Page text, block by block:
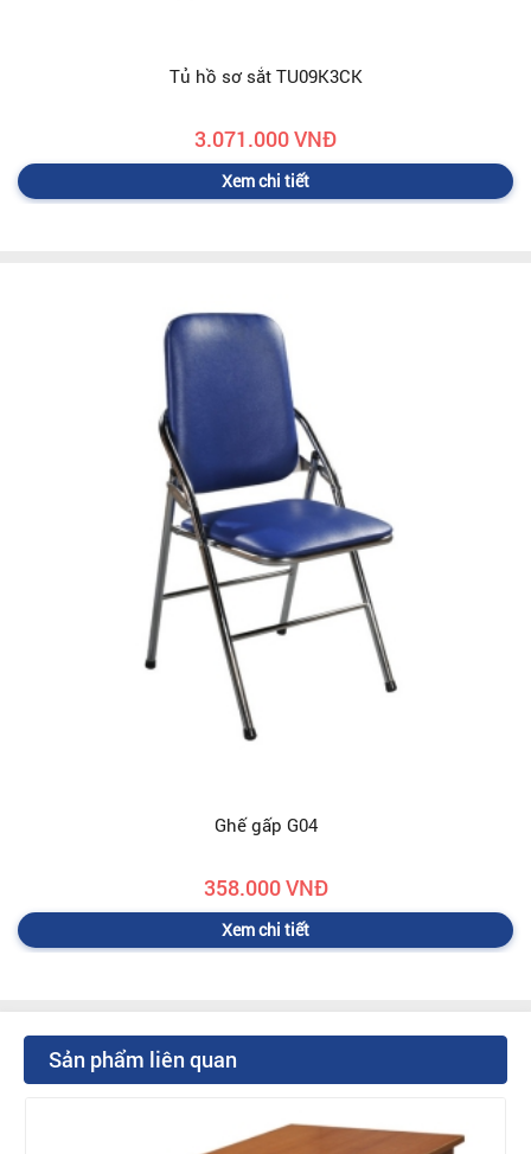
Tủ hồ sơ sắt TU09K3CK
3.071.000 VNĐ
Xem chi tiết
Ghế gấp G04
358.000 VNĐ
Xem chi tiết
Sản phẩm liên quan